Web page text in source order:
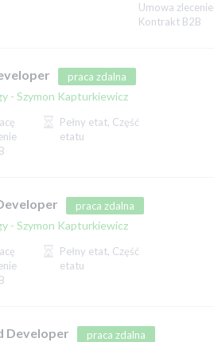
Umowa zlecenie
Kontrakt B2B
praca zdalna
- Szymon Kapturkiewicz
Pełny etat, Część
etatu
praca zdalna
- Szymon Kapturkiewicz
Pełny etat, Część
etatu
Developer praca zdalna